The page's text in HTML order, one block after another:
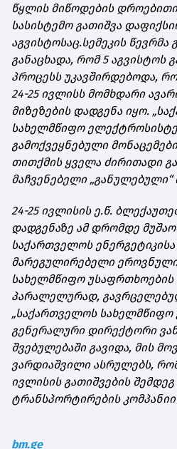
წყლის მიწოდების დროებითი
სასისტემო გათიშვა
აგვისტოსაც.სემეკის წევრმა
განაცხადა, რომ 5 აგვისტოს
პროცესს უკავშირდებოდა,
24-25 ივლისს მომხდარი
მიზეზების დადგენა იყო.
სახელმწიფო
გამოქვეყნებული
თითქმის ყველა ძირითადი
მაჩვენებელი „განულებული“
24-25 ივლისის ე.წ.
დადგენაზე ამ დრომდე
საქართველოს
მარეგულირებელი ეროვნული
სახელმწიფო უსაფრთხოების
პარალელურად,
„საქართველოს სახელმწიფო
გენერალური დირექტორი
შვებულებაში გავიდა, მის
ვარდიაშვილი ასრულებს,
ივლისის გათიშვების
ტრანსპორტირების
bm.ge